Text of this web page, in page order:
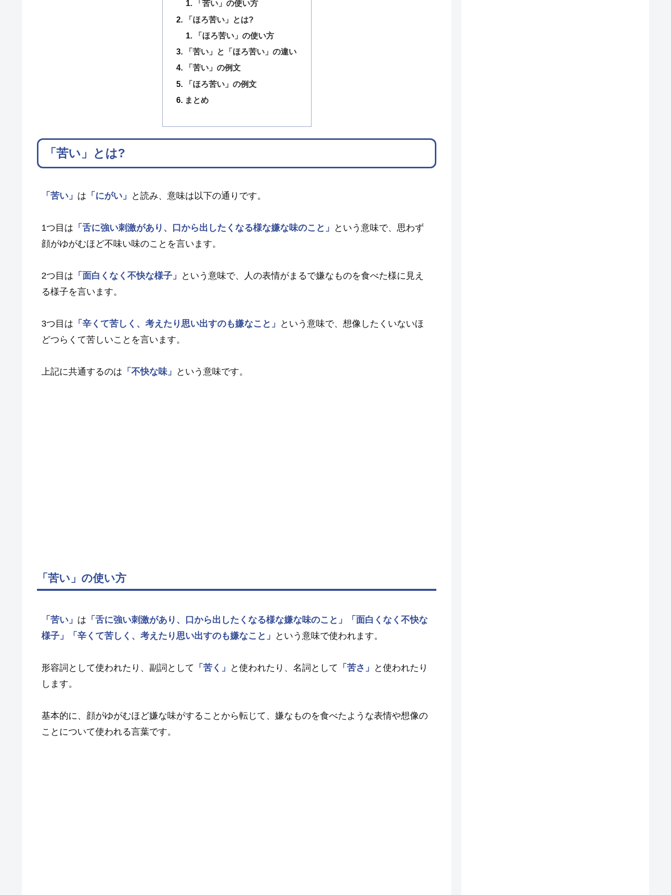
「苦い」の使い方
「ほろ苦い」とは?
「ほろ苦い」の使い方
「苦い」と「ほろ苦い」の違い
「苦い」の例文
「ほろ苦い」の例文
まとめ
「苦い」とは?
「苦い」 は 「にがい」 と読み、意味は以下の通りです。
1つ目は 「舌に強い刺激があり、口から出したくなる様な嫌な味のこと」
という意味で、思わず
顔がゆがむほど不味い味のことを言います。
2つ目は 「面白くなく不快な様子」
という意味で、人の表情がまるで嫌なものを食べた様に見え
る様子を言います。
3つ目は 「辛くて苦しく、考えたり思い出すのも嫌なこと」
という意味で、想像したくいないほ
どつらくて苦しいことを言います。
上記に共通するのは 「不快な味」 という意味です。
「苦い」の使い方
「苦い」 は 「舌に強い刺激があり、口から出したくなる様な嫌な味のこと」
「面白くなく不快な
様子」
「辛くて苦しく、考えたり思い出すのも嫌なこと」 という意味で使われます。
形容詞として使われたり、副詞として 「苦く」 と使われたり、名詞として 「苦さ」
と使われたり
します。
基本的に、顔がゆがむほど嫌な味がすることから転じて、嫌なものを食べたような表情や想像の
ことについて使われる言葉です。